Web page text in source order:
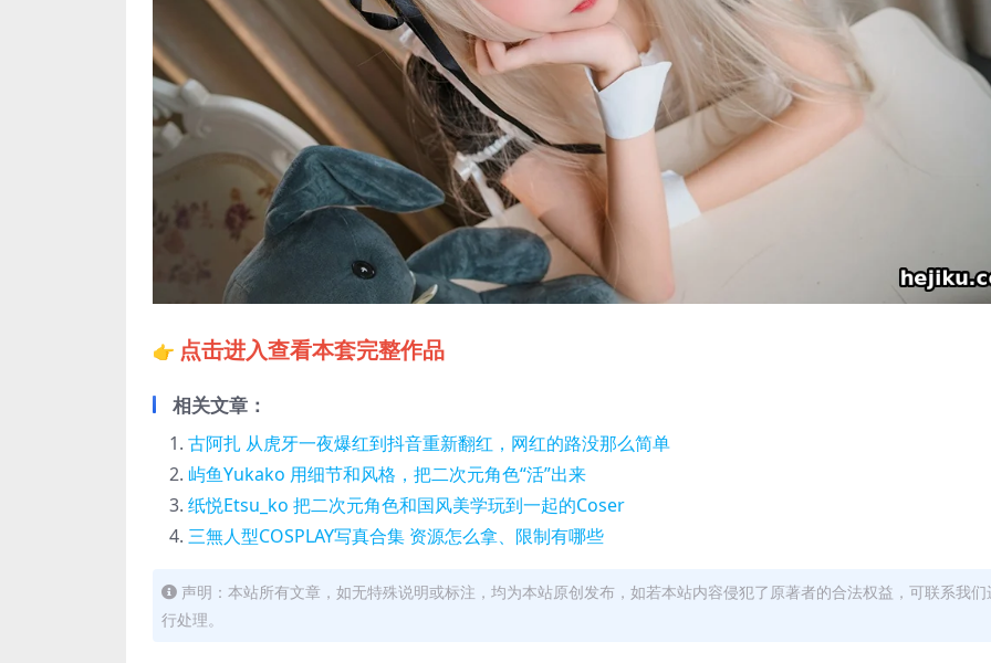
👉 点击进入查看本套完整作品
相关文章：
古阿扎 从虎牙一夜爆红到抖音重新翻红，网红的路没那么简单
屿鱼Yukako 用细节和风格，把二次元角色“活”出来
纸悦Etsu_ko 把二次元角色和国风美学玩到一起的Coser
三無人型COSPLAY写真合集 资源怎么拿、限制有哪些
声明：本站所有文章，如无特殊说明或标注，均为本站原创发布，如若本站内容侵犯了原著者的合法权益，可联系我们
行处理。